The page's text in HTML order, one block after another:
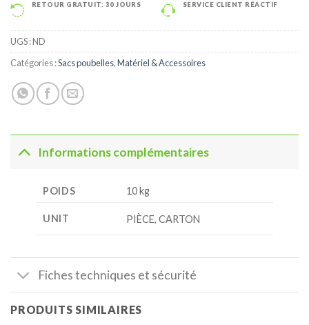
RETOUR GRATUIT: 30 JOURS SERVICE CLIENT RÉACTIF
UGS :ND
Catégories :Sacs poubelles,Matériel & Accessoires
Informations complémentaires
POIDS 10 kg
UNIT PIÈCE, CARTON
Fiches techniques et sécurité
PRODUITS SIMILAIRES